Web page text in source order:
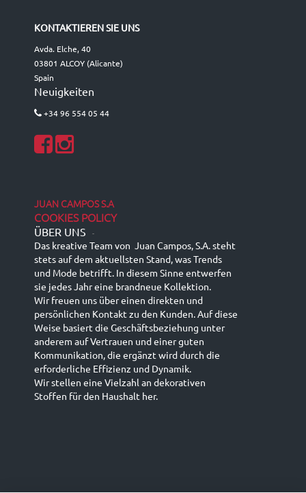
KONTAKTIEREN SIE UNS
Avda. Elche, 40
03801 ALCOY (Alicante)
Spain
Neuigkeiten
+34 96 554 05 44
JUAN CAMPOS S.A
COOKIES POLICY
ÜBER UNS -
Das kreative Team von Juan Campos, S.A. steht
stets auf dem aktuellsten Stand, was Trends
und Mode betrifft. In diesem Sinne entwerfen
sie jedes Jahr eine brandneue Kollektion.
Wir freuen uns über einen direkten und
persönlichen Kontakt zu den Kunden. Auf diese
Weise basiert die Geschäftsbeziehung unter
anderem auf Vertrauen und einer guten
Kommunikation, die ergänzt wird durch die
erforderliche Effizienz und Dynamik.
Wir stellen eine Vielzahl an dekorativen
Stoffen für den Haushalt her.